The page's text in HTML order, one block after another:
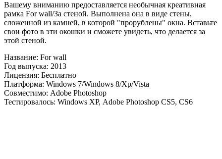
Вашему вниманию предоставляется необычная креативная
рамка For wall/За стеной. Выполнена она в виде стены,
сложенной из камней, в которой "прорублены" окна. Вставьте
свои фото в эти окошки и сможете увидеть, что делается за
этой стеной.
Название: For wall
Год выпуска: 2013
Лицензия: Бесплатно
Платформа: Windows 7/Windows 8/Xp/Vista
Совместимо: Adobe Photoshop
Тестировалось: Windows ХР, Adobe Photoshop CS5, CS6